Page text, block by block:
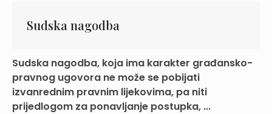
Sudska nagodba
Sudska nagodba, koja ima karakter građansko-
pravnog ugovora ne može se pobijati
izvanrednim pravnim lijekovima, pa niti
prijedlogom za ponavljanje postupka, ...